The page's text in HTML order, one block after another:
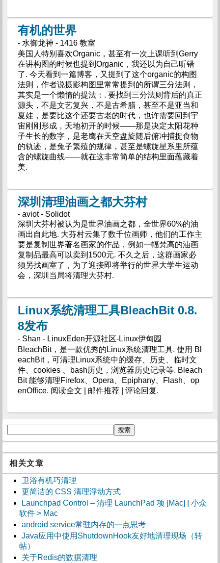
有机的世界
- 水御龙神 - 1416 教室
美国人特别喜欢Organic，甚至有一次上课听到Gerry
在讲构图的时候也提到Organic，我还以为自己听错
了. 今天看到一篇博客，又提到了这个organic的构图
法则，作者说摄影构图里常常提到的所谓三分法则，
其实是一个懒惰的提法：. 要找到三分法则背后的真正
源头，不是文艺复兴，不是古希腊，甚至不是亚当和
夏娃，是要比这个还要古老的时代，也许需要回到宇
宙刚刚形成，天地初开的时候——那是决定太阳花种
子生长的数字，是老鹰在天空盘旋随后俯冲捕捉食物
的轨迹，是兔子繁殖的规律，甚至是螺旋星系里所蕴
含的螺旋曲线——就在这非常简单的结构里面蕴藏着
美.
深圳清理油画之都大芬村
- aviot - Solidot
深圳大芬村被认为是世界油画之都，全世界60%的油
画出自此地. 大芬村云集了数千位画师，他们的工作主
要是复制世界著名画家的作品，例如一幅梵高的油画
复制品最高可以卖到1500元. 不久之后，这群画家必
须另找画室了，为了迎接即将举行的世界大学生运动
会，深圳当局将清理大芬村.
Linux系统清理工具BleachBit 0.8.
8发布
- Shan - LinuxEden开源社区-Linux伊甸园
BleachBit，是一款优秀的Linux系统清理工具. 使用 Bl
eachBit，可清理Linux系统中的缓存、历史、临时文
件、cookies 、bash历史，浏览器历史记录等. Bleach
Bit 能够清理Firefox、Opera、Epiphany、Flash、op
enOffice. 阅读全文 | 邮件推荐 | 评论回复.
相关文章
卫浴有机巧清理
更简洁的 CSS 清理浮动方式
Launchpad Control – 清理 LaunchPad 项 [Mac] | 小众
软件 > Mac
android service常驻内存的一点思考
Java应用中使用ShutdownHook友好地清理现场（转
帖）
关于Redis的数据清理